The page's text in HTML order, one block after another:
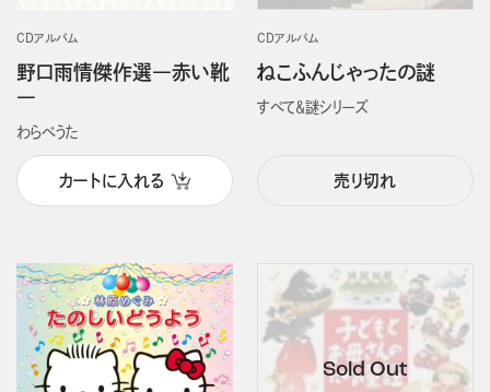
CDアルバム
野口雨情傑作選―赤い靴
―
わらべうた
カートに入れる
CDアルバム
ねこふんじゃったの謎
すべて＆謎シリーズ
売り切れ